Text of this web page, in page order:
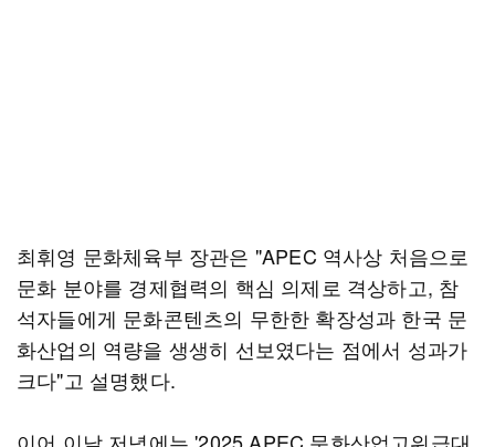
최휘영 문화체육부 장관은 "APEC 역사상 처음으로
문화 분야를 경제협력의 핵심 의제로 격상하고, 참
석자들에게 문화콘텐츠의 무한한 확장성과 한국 문
화산업의 역량을 생생히 선보였다는 점에서 성과가
크다"고 설명했다.